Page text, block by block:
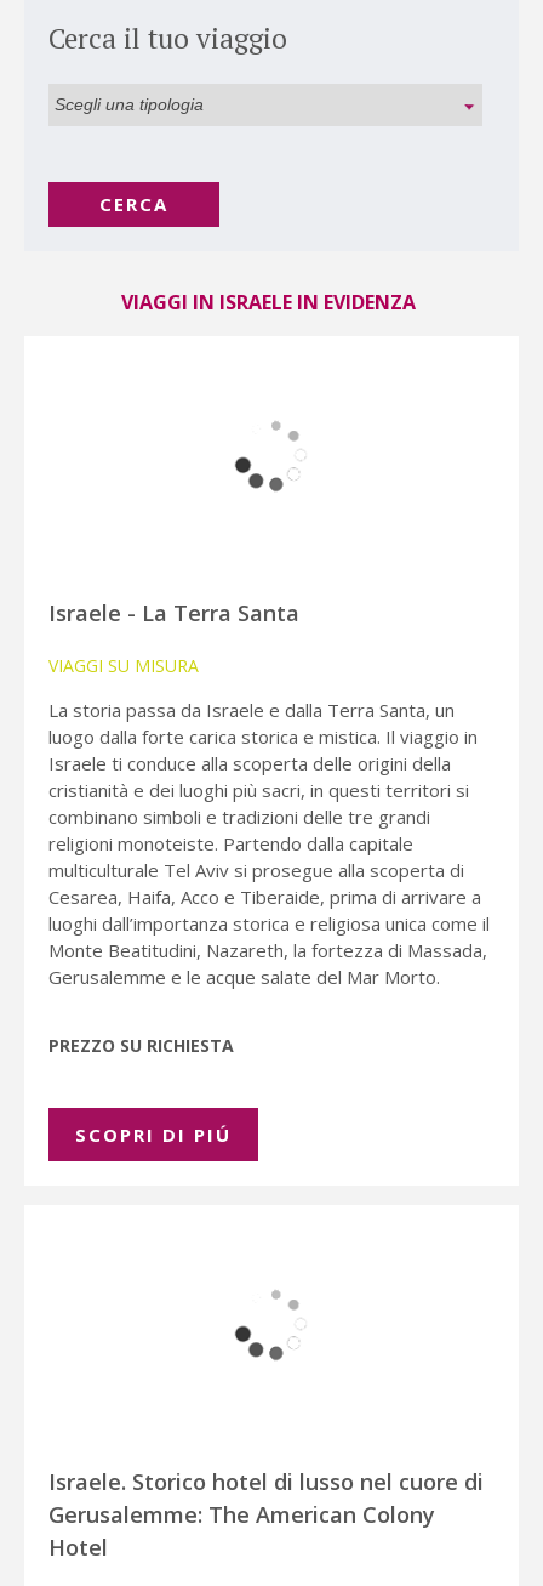
Cerca il tuo viaggio
CERCA
VIAGGI IN ISRAELE IN EVIDENZA
Israele - La Terra Santa
VIAGGI SU MISURA
La storia passa da Israele e dalla Terra Santa, un
luogo dalla forte carica storica e mistica. Il viaggio in
Israele ti conduce alla scoperta delle origini della
cristianità e dei luoghi più sacri, in questi territori si
combinano simboli e tradizioni delle tre grandi
religioni monoteiste. Partendo dalla capitale
multiculturale Tel Aviv si prosegue alla scoperta di
Cesarea, Haifa, Acco e Tiberaide, prima di arrivare a
luoghi dall’importanza storica e religiosa unica come il
Monte Beatitudini, Nazareth, la fortezza di Massada,
Gerusalemme e le acque salate del Mar Morto.
PREZZO SU RICHIESTA
SCOPRI DI PIÚ
Israele. Storico hotel di lusso nel cuore di
Gerusalemme: The American Colony
Hotel